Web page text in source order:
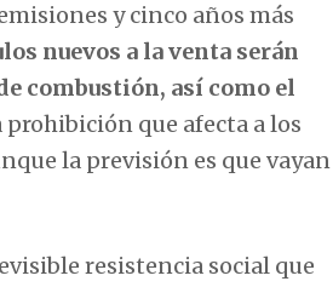
y cinco años más
nuevos a la venta serán
combustión, así como el
prohibición que afecta a los
la previsión es que vayan
resistencia social que